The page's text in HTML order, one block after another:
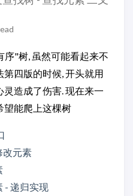
"树, 虽然可能看起来不
四版的时候, 开头就用
造成了伤害. 现在来一
望能爬上这棵树
改元素
- 递归实现